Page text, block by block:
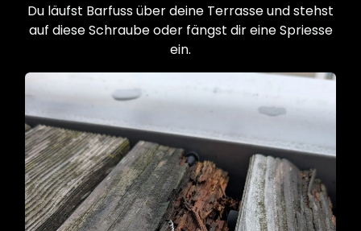
Du läufst Barfuss über deine Terrasse und stehst
auf diese Schraube oder fängst dir eine Spriesse
ein.